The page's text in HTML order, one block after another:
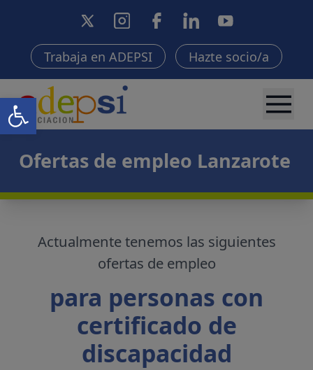
Abrir barra de herramientas
Trabaja en ADEPSI Hazte socio/a
Ofertas de empleo Lanzarote
Actualmente tenemos las siguientes
ofertas de empleo
para personas con
certificado de
discapacidad